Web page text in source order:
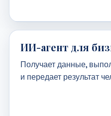
ИИ-агент для
Получает данные,
и передает результат